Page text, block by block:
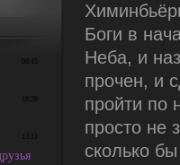
Боги в
Неба, и
прочен, и
пройти по
просто не
сколько